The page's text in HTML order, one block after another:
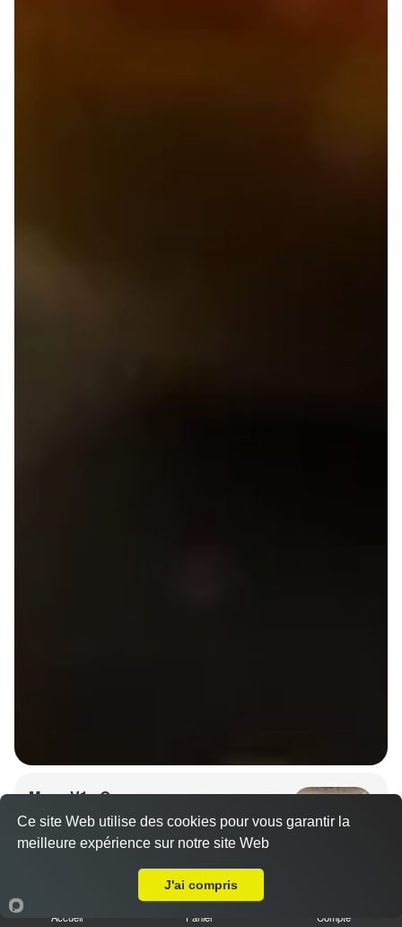
Menu V1 - Gyoza
14.50 €
6 gyozas, 8 California saumon avocat, 1 soupe et 1
salade.
Accueil Panier Compte
Ce site Web utilise des cookies pour vous garantir la
meilleure expérience sur notre site Web
J'ai compris